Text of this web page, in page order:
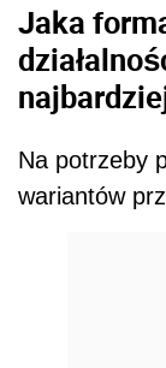
Jaka
Na potrzeby
wariantów